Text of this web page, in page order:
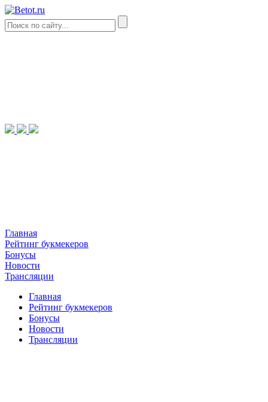
Главная
Рейтинг букмекеров
Бонусы
Новости
Трансляции
Главная
Рейтинг букмекеров
Бонусы
Новости
Трансляции